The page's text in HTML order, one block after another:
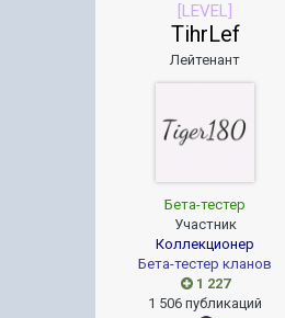
[LEVEL]
TihrLef
Лейтенант
Бета-тестер
Участник
Коллекционер
Бета-тестер кланов
1 227
1 506 публикаций